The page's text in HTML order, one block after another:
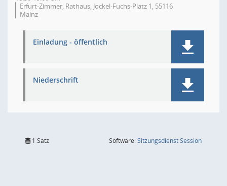
Erfurt-Zimmer, Rathaus, Jockel-Fuchs-Platz 1, 55116
Mainz
Einladung - öffentlich
Niederschrift
1 Satz Software:SitzungsdienstSession(Wird in